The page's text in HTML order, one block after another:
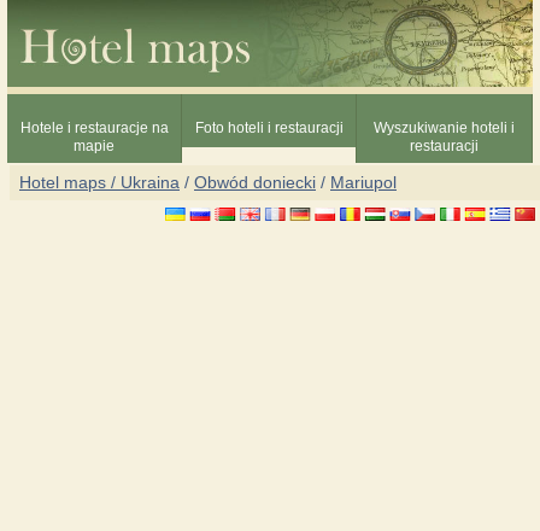
Hotele i restauracje na
mapie
Foto hoteli i restauracji
Wyszukiwanie hoteli i
restauracji
Hotel maps / Ukraina / Obwód doniecki / Mariupol